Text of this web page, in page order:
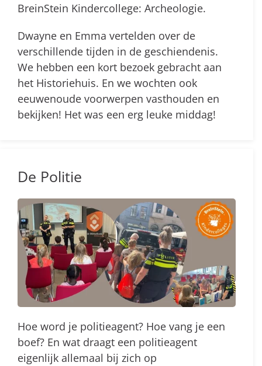
BreinStein Kindercollege: Archeologie.
Dwayne en Emma vertelden over de
verschillende tijden in de geschiendenis.
We hebben een kort bezoek gebracht aan
het Historiehuis. En we wochten ook
eeuwenoude voorwerpen vasthouden en
bekijken! Het was een erg leuke middag!
De Politie
Hoe word je politieagent? Hoe vang je een
boef? En wat draagt een politieagent
eigenlijk allemaal bij zich op